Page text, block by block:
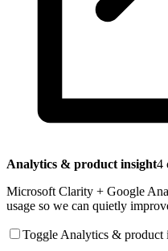
Analytics & product insight4
Microsoft Clarity + Google
usage so we can quietly
Toggle Analytics & product